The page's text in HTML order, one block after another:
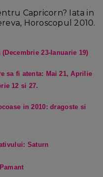
Capricorn? Iata in
Horoscopul 2010.
23-Ianuarie 19)
sa fi atenta: Mai 21, Aprilie
12 si 27.
in 2010: dragoste si
Saturn